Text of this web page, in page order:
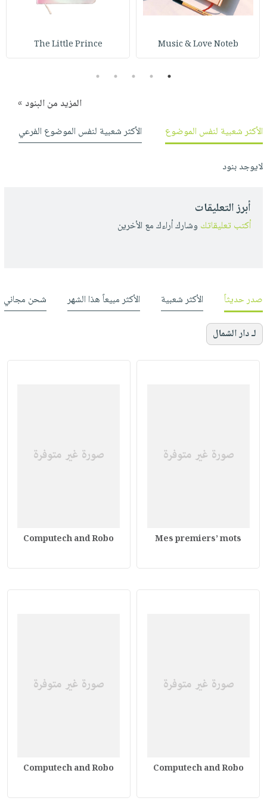
Music & Love Noteb
The Little Prince
1
2
3
4
5
المزيد من البنود »
الأكثر شعبية لنفس الموضوع
الأكثر شعبية لنفس الموضوع الفرعي
لايوجد بنود
أبرز التعليقات
أكتب تعليقاتك وشارك أراءك مع الأخرين
صدر حديثاً الأكثر شعبية الأكثر مبيعاً هذا الشهر شحن مجاني
لـ دار الشمال
Mes premiers’ mots
Computech and Robo
Computech and Robo
Computech and Robo